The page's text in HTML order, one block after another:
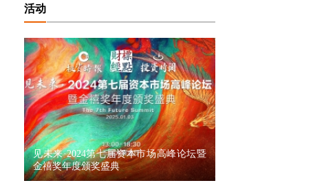
活动
见未来·2024第七届资本市场高峰论坛暨
金禧奖年度颁奖盛典